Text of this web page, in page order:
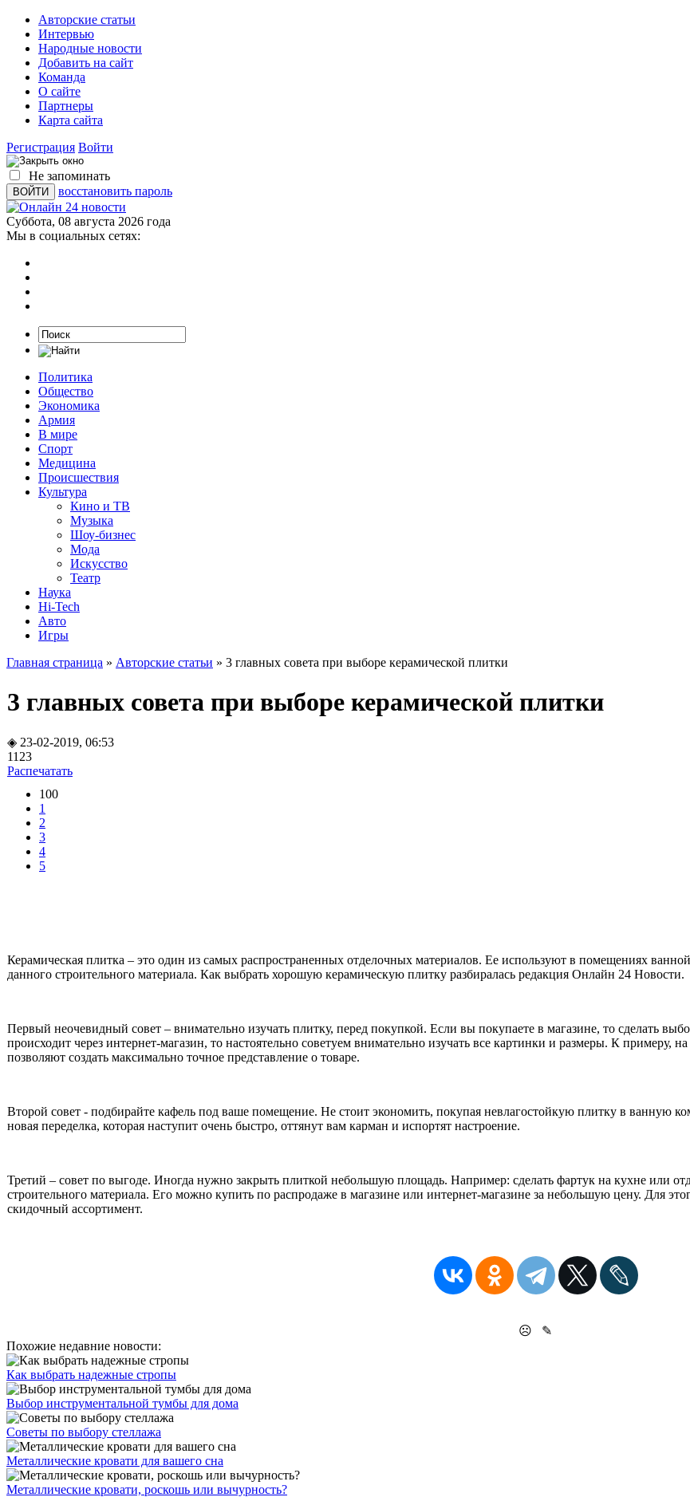
Авторские статьи
Интервью
Народные новости
Добавить на сайт
Команда
О сайте
Партнеры
Карта сайта
Регистрация Войти
Не запоминать
восстановить пароль
Суббота, 08 августа 2026 года
Мы в социальных сетях:
Политика
Общество
Экономика
Армия
В мире
Спорт
Медицина
Происшествия
Культура
Кино и ТВ
Музыка
Шоу-бизнес
Мода
Искусство
Театр
Наука
Hi-Tech
Авто
Игры
Главная страница » Авторские статьи » 3 главных совета при выборе керамической плитки
3 главных совета при выборе керамической плитки
◈ 23-02-2019, 06:53
1123
Распечатать
100
1
2
3
4
5
Керамическая плитка – это один из самых распространенных отделочных материалов. Ее используют в помещениях
данного строительного материала. Как выбрать хорошую керамическую плитку разбиралась редакция Онлайн 24 Новости.
Первый неочевидный совет – внимательно изучать плитку, перед покупкой. Если вы покупаете в магазине, то сделать
происходит через интернет-магазин, то настоятельно советуем внимательно изучать все картинки и размеры. К примеру, на
позволяют создать максимально точное представление о товаре.
Второй совет - подбирайте кафель под ваше помещение. Не стоит экономить, покупая невлагостойкую плитку в ванную
новая переделка, которая наступит очень быстро, оттянут вам карман и испортят настроение.
Третий – совет по выгоде. Иногда нужно закрыть плиткой небольшую площадь. Например: сделать фартук на кухне или
строительного материала. Его можно купить по распродаже в магазине или интернет-магазине за небольшую цену. Для
скидочный ассортимент.
☹
✎
Похожие недавние новости:
Как выбрать надежные стропы
Выбор инструментальной тумбы для дома
Советы по выбору стеллажа
Металлические кровати для вашего сна
Металлические кровати, роскошь или вычурность?